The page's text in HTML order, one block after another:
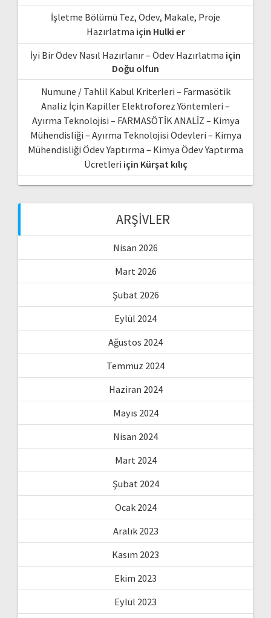
İşletme Bölümü Tez, Ödev, Makale, Proje
Hazırlatma için Hulki er
İyi Bir Ödev Nasıl Hazırlanır – Ödev Hazırlatma için
Doğu olfun
Numune / Tahlil Kabul Kriterleri – Farmasötik
Analiz İçin Kapiller Elektroforez Yöntemleri –
Ayırma Teknolojisi – FARMASÖTİK ANALİZ – Kimya
Mühendisliği – Ayırma Teknolojisi Ödevleri – Kimya
Mühendisliği Ödev Yaptırma – Kimya Ödev Yaptırma
Ücretleri için Kürşat kılıç
ARŞIVLER
Nisan 2026
Mart 2026
Şubat 2026
Eylül 2024
Ağustos 2024
Temmuz 2024
Haziran 2024
Mayıs 2024
Nisan 2024
Mart 2024
Şubat 2024
Ocak 2024
Aralık 2023
Kasım 2023
Ekim 2023
Eylül 2023